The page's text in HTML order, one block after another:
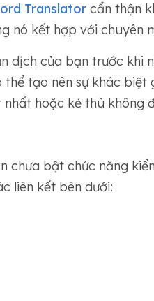
Translatorcẩn thận
nó kết hợp với chuyên
dịch của bạn trước khi
thể tạo nên sự khác
hoặc kẻ thù không
chưa bật chức năng
liên kết bên dưới: